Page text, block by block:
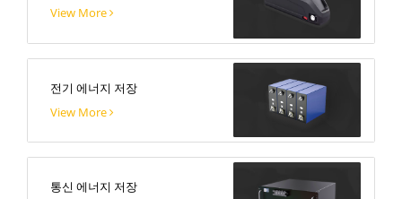
View More
전기 에너지 저장
View More
통신 에너지 저장